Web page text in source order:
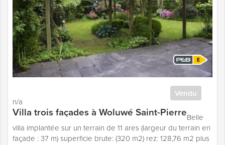
Vendu
Villa trois façades à Woluwé Saint-Pierre
n/a
Belle
villa implantée sur un terrain de 11 ares (largeur du terrain en
façade : 37 m) superficie brute: (320 m2) rez: 128,76 m2 plus